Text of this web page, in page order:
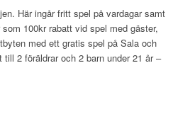
Här ingår fritt spel på vardagar samt
100kr rabatt vid spel med gäster,
med ett gratis spel på Sala och
2 föräldrar och 2 barn under 21 år –